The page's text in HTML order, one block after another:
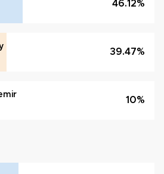
46.12%
39.47%
10%